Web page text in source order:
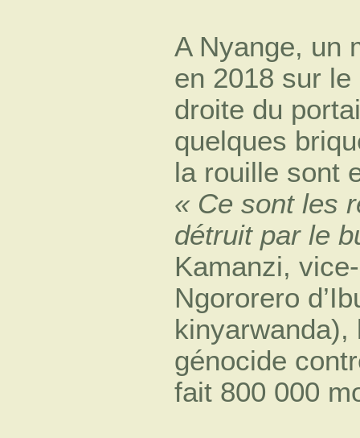
A Nyange, un
en 2018 sur le
droite du
quelques
la rouille sont
« Ce sont les
détruit par le
Kamanzi,
Ngororero
kinyarwanda),
génocide
fait 800 000